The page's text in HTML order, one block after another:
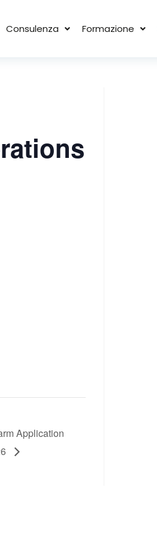
Consulenza Formazione
Application